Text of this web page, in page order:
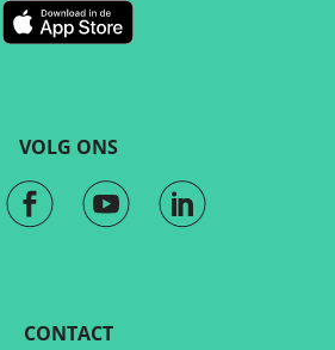
VOLG ONS
CONTACT